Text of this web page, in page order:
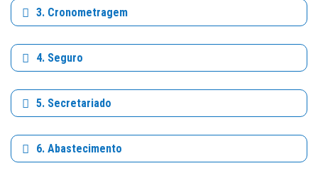
3. Cronometragem
4. Seguro
5. Secretariado
6. Abastecimento